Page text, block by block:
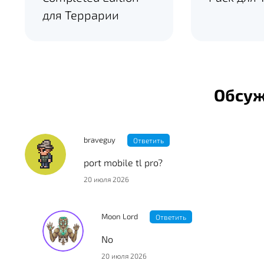
для Террарии
braveguy Ответить
port mobile tl pro?
20 июля 2026
Moon Lord Ответить
No
20 июля 2026